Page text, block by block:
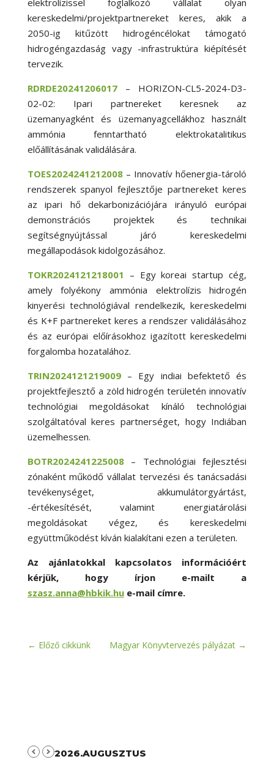
kereskedelmi/projektpartnereket keres, akik a
2050-ig kitűzött hidrogéncélokat támogató
hidrogéngazdaság vagy -infrastruktúra kiépítését
tervezik.
RDRDE20241206017– HORIZON-CL5-2024-D3-
02-02: Ipari partnereket keresnek az
üzemanyagként és üzemanyagcellákhoz használt
ammónia fenntartható elektrokatalitikus
előállításának validálására.
TOES2024241212008– Innovatív hőenergia-tároló
rendszerek spanyol fejlesztője partnereket keres
az ipari hő dekarbonizációjára irányuló európai
demonstrációs projektek és technikai
segítségnyújtással járó kereskedelmi
megállapodások kidolgozásához.
TOKR2024121218001 – Egy koreai startup cég,
amely folyékony ammónia elektrolízis hidrogén
kinyerési technológiával rendelkezik, kereskedelmi
és K+F partnereket keres a rendszer validálásához
és az európai előírásokhoz igazított kereskedelmi
forgalomba hozatalához.
TRIN2024121219009– Egy indiai befektető és
projektfejlesztő a zöld hidrogén területén innovatív
technológiai megoldásokat kínáló technológiai
szolgáltatóval keres partnerséget, hogy Indiában
üzemelhessen.
BOTR2024241225008– Technológiai fejlesztési
zónaként működő vállalat tervezési és tanácsadási
tevékenységet, akkumulátorgyártást,
-értékesítését, valamint energiatárolási
megoldásokat végez, és kereskedelmi
együttműködést kíván kialakítani ezen a területen.
Az ajánlatokkal kapcsolatos információért
kérjük, hogy írjon e-mailt a
szasz.anna@hbkik.hue-mail címre.
← Előző cikkünk Magyar Könyvtervezés pályázat →
2026.AUGUSZTUS